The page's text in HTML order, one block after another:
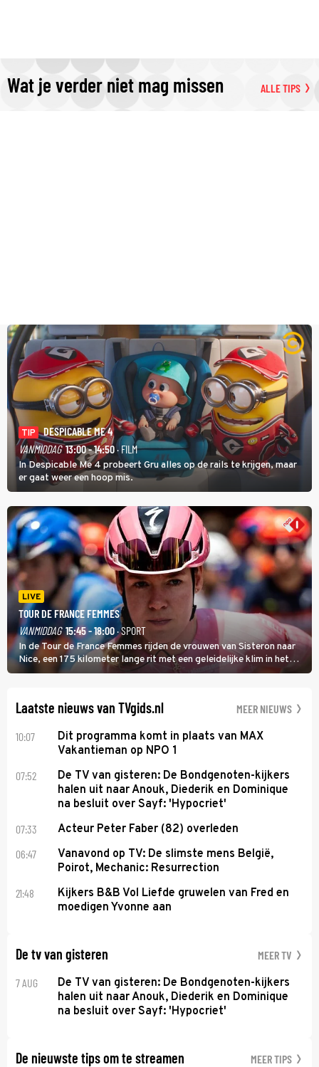
Wat je verder niet mag missen ALLE TIPS
TIP
DESPICABLE ME 4
VANMIDDAG 13:00 - 14:50· FILM
In Despicable Me 4 probeert Gru alles op de rails te krijgen, maar
er gaat weer een hoop mis.
LIVE
TOUR DE FRANCE FEMMES
VANMIDDAG 15:45 - 18:00· SPORT
In de Tour de France Femmes rijden de vrouwen van Sisteron naar
Nice, een 175 kilometer lange rit met een geleidelijke klim in het
midden. Dat is mogelijk niet de zwaarste hindernis, dat is de
Laatste nieuws van TVgids.nl MEER NIEUWS
10:07
Dit programma komt in plaats van MAX
Vakantieman op NPO 1
07:52
De TV van gisteren: De Bondgenoten-kijkers
halen uit naar Anouk, Diederik en Dominique
na besluit over Sayf: 'Hypocriet'
07:33 Acteur Peter Faber (82) overleden
06:47
Vanavond op TV: De slimste mens België,
Poirot, Mechanic: Resurrection
21:48
Kijkers B&B Vol Liefde gruwelen van Fred en
moedigen Yvonne aan
De tv van gisteren MEER TV
7 AUG
De TV van gisteren: De Bondgenoten-kijkers
halen uit naar Anouk, Diederik en Dominique
na besluit over Sayf: 'Hypocriet'
De nieuwste tips om te streamen MEER TIPS